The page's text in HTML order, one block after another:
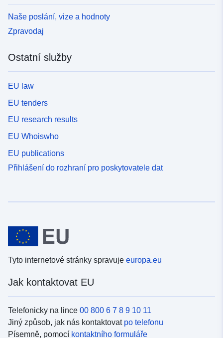
Naše poslání, vize a hodnoty
Zpravodaj
Ostatní služby
EU law
EU tenders
EU research results
EU Whoiswho
EU publications
Přihlášení do rozhraní pro poskytovatele dat
Tyto internetové stránky spravuje europa.eu
Jak kontaktovat EU
Telefonicky na lince 00 800 6 7 8 9 10 11
Jiný způsob, jak nás kontaktovat po telefonu
Písemně, pomocí kontaktního formuláře